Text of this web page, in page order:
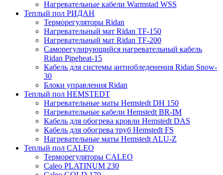
Нагревательные кабели Warmstad WSS
Теплый пол РИДАН
Терморегуляторы Ridan
Нагревательный мат Ridan TF-150
Нагревательный мат Ridan TF-200
Саморегулирующийся нагревательный кабель
Ridan Pipeheat-15
Кабель для системы антиобледенения Ridan Snow-
30
Блоки управления Ridan
Теплый пол HEMSTEDT
Нагревательные маты Hemstedt DH 150
Нагревательные кабели Hemstedt BR-IM
Кабель для обогрева кровли Hemstedt DAS
Кабель для обогрева труб Hemstedt FS
Нагревательные маты Hemstedt ALU-Z
Теплый пол CALEO
Терморегуляторы CALEO
Caleo PLATINUM 230